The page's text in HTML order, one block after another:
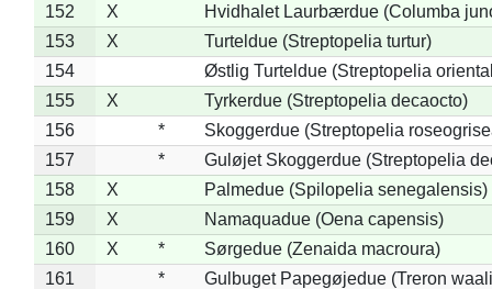
152
X
Hvidhalet Laurbærdue (Columba
153
X
Turteldue (Streptopelia turtur)
154
Østlig Turteldue (Streptopelia
155
X
Tyrkerdue (Streptopelia decaocto)
156
*
Skoggerdue (Streptopelia
157
*
Guløjet Skoggerdue (Streptopelia
158
X
Palmedue (Spilopelia senegalensis)
159
X
Namaquadue (Oena capensis)
160
X *
Sørgedue (Zenaida macroura)
161
*
Gulbuget Papegøjedue (Treron